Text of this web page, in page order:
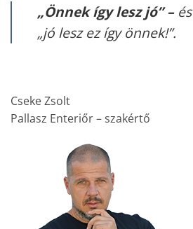
„Önnek így lesz jó” –
„jó lesz ez így önnek!”.
Cseke Zsolt
Pallasz Enteriőr – szakértő